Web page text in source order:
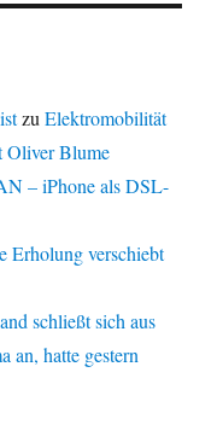
zuElektromobilität
Oliver Blume
– iPhone als DSL-
Erholung verschiebt
schließt sich aus
an, hatte gestern